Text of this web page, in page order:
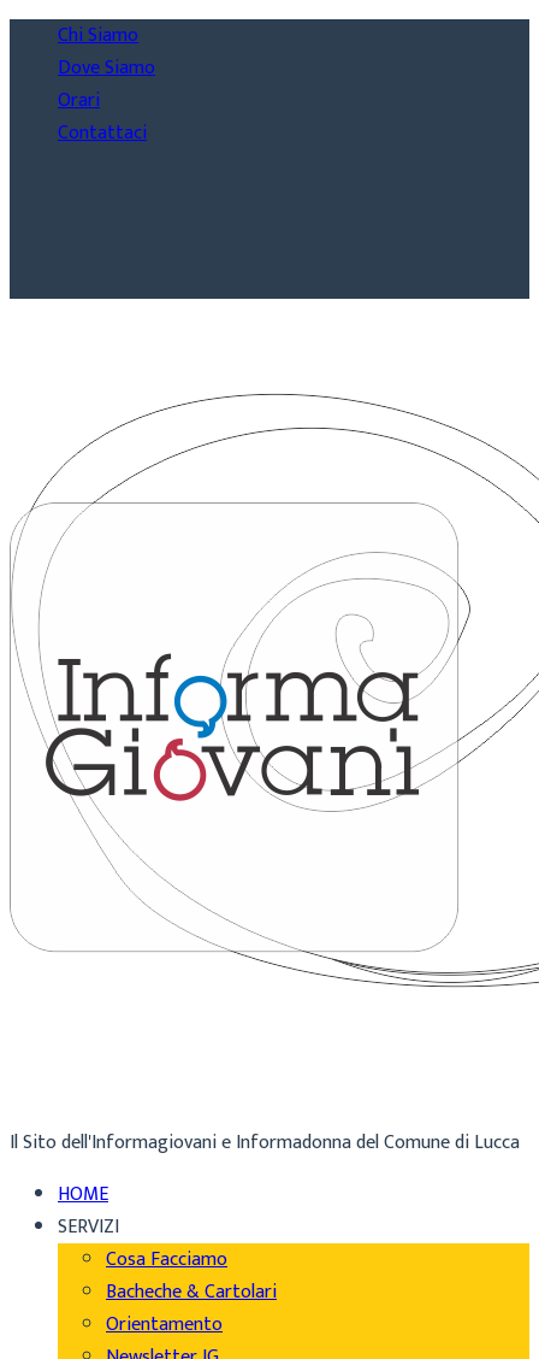
Chi Siamo
Dove Siamo
Orari
Contattaci
Il Sito dell'Informagiovani e Informadonna del Comune di Lucca
HOME
SERVIZI
Cosa Facciamo
Bacheche & Cartolari
Orientamento